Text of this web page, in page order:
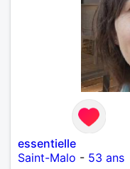
essentielle
Saint-Malo - 53 ans